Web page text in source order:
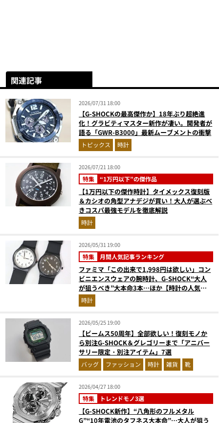
関連記事
2026/07/31 18:00
【G-SHOCKの最高傑作か】18年ぶり超絶進
化！グラビティマスター新作が凄い。開発者が
語る「GWR-B3000」最新ムーブメントの衝撃
トピックス 時計
2026/07/21 18:00
特集 “1万円以下”の傑作品
【1万円以下の傑作時計】タイメックス復刻版
＆カシオの角型アナデジが買い！大人が選ぶべ
きコスパ最強モデルを徹底解説
時計
2026/05/31 19:00
特集 月間人気記事ランキング
ファミマ「この出来で1,998円は欲しい」コン
ビニエンスウェアの腕時計、G-SHOCK“大人
が狙うべき”大本命3本…ほか【時計の人気記
事ランキングベスト3】（2026年4月版）
時計
2026/05/25 19:00
【ビームス50周年】全部欲しい！復刻モノか
ら別注G-SHOCK＆グレゴリーまで「アニバー
サリー限定・別注アイテム」7選
バッグ ファッション 時計 雑貨 靴
2026/04/27 18:00
特集 トレンドモノ3選
【G-SHOCK新作】“八角形のフルメタル
G”“10年電池のタフネス大本命”…大人が狙う